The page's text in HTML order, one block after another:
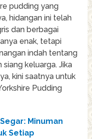
pudding yang
hidangan ini telah
dan berbagai
enak, tetapi
indah tentang
keluarga. Jika
kini saatnya untuk
Pudding
Minuman
Setiap